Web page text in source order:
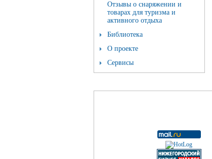
Отзывы о снаряжении и
товарах для туризма и
активного отдыха
Библиотека
О проекте
Сервисы